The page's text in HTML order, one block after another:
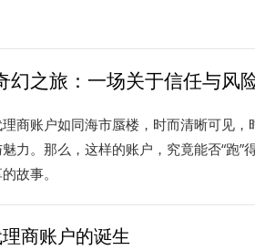
幻之旅：一场关于信任与风
商账户如同海市蜃楼，时而清晰可见
力。那么，这样的账户，究竟能否“跑
故事。
商账户的诞生